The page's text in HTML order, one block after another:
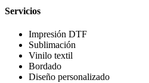
Servicios
Impresión DTF
Sublimación
Vinilo textil
Bordado
Diseño personalizado